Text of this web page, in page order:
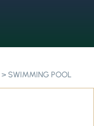
> SWIMMING POOL